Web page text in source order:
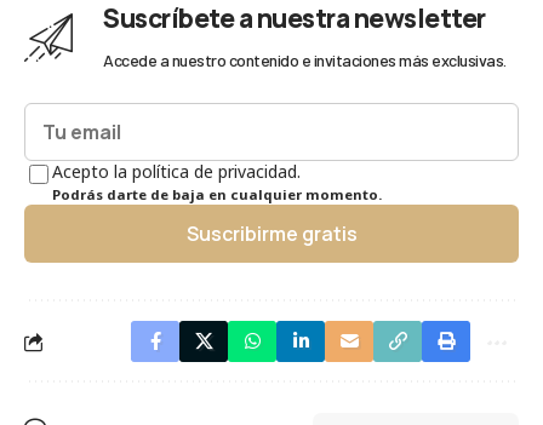
Suscríbete a nuestra newsletter
Accede a nuestro contenido e invitaciones más exclusivas.
Acepto la política de privacidad.
Podrás darte de baja en cualquier momento.
Suscribirme gratis